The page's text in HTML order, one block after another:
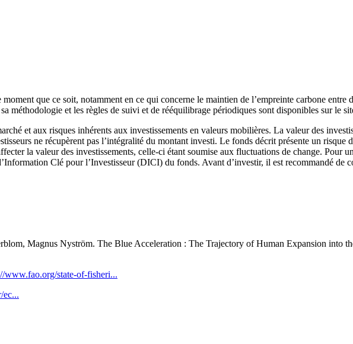
que ce soit, notamment en ce qui concerne le maintien de l’empreinte carbone entre
méthodologie et les règles de suivi et de rééquilibrage périodiques sont disponibles sur le
et aux risques inhérents aux investissements en valeurs mobilières. La valeur des
ne récupèrent pas l’intégralité du montant investi. Le fonds décrit présente un risque
la valeur des investissements, celle-ci étant soumise aux fluctuations de change. Pour
Clé pour l’Investisseur (DICI) du fonds. Avant d’investir, il est recommandé de
Magnus Nyström. The Blue Acceleration : The Trajectory of Human Expansion into
www.fao.org/state-of-fisheri...
ec...